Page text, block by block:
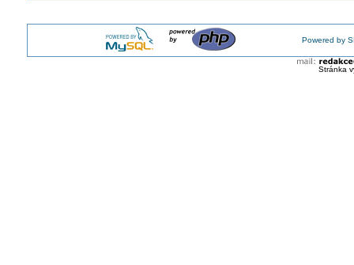
Powered by
Stránka